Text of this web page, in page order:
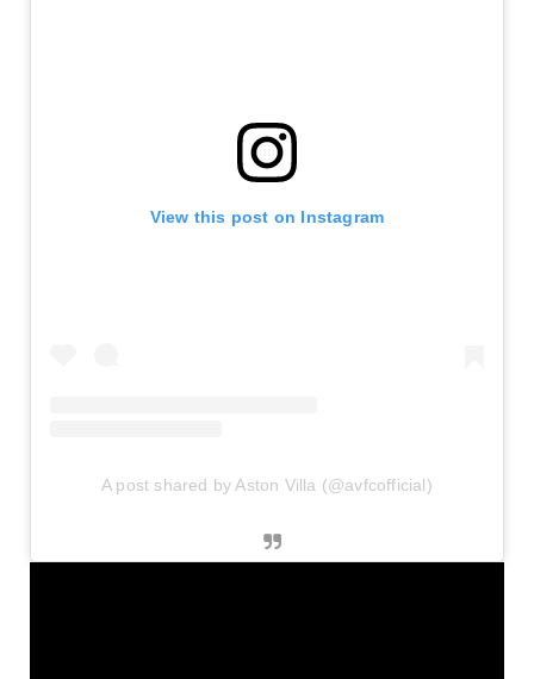
View this post on Instagram
A post shared by Aston Villa (@avfcofficial)